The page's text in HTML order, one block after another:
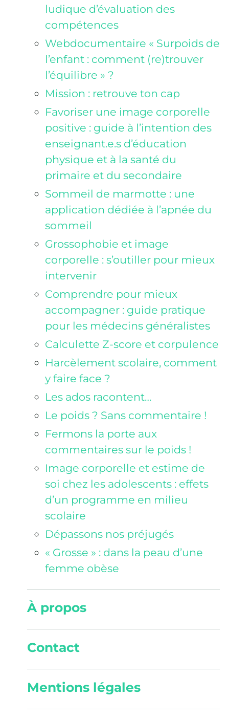
ludique d’évaluation des
compétences
Webdocumentaire « Surpoids de
l’enfant : comment (re)trouver
l’équilibre » ?
Mission : retrouve ton cap
Favoriser une image corporelle
positive : guide à l’intention des
enseignant.e.s d’éducation
physique et à la santé du
primaire et du secondaire
Sommeil de marmotte : une
application dédiée à l’apnée du
sommeil
Grossophobie et image
corporelle : s’outiller pour mieux
intervenir
Comprendre pour mieux
accompagner : guide pratique
pour les médecins généralistes
Calculette Z-score et corpulence
Harcèlement scolaire, comment
y faire face ?
Les ados racontent…
Le poids ? Sans commentaire !
Fermons la porte aux
commentaires sur le poids !
Image corporelle et estime de
soi chez les adolescents : effets
d’un programme en milieu
scolaire
Dépassons nos préjugés
« Grosse » : dans la peau d’une
femme obèse
À propos
Contact
Mentions légales